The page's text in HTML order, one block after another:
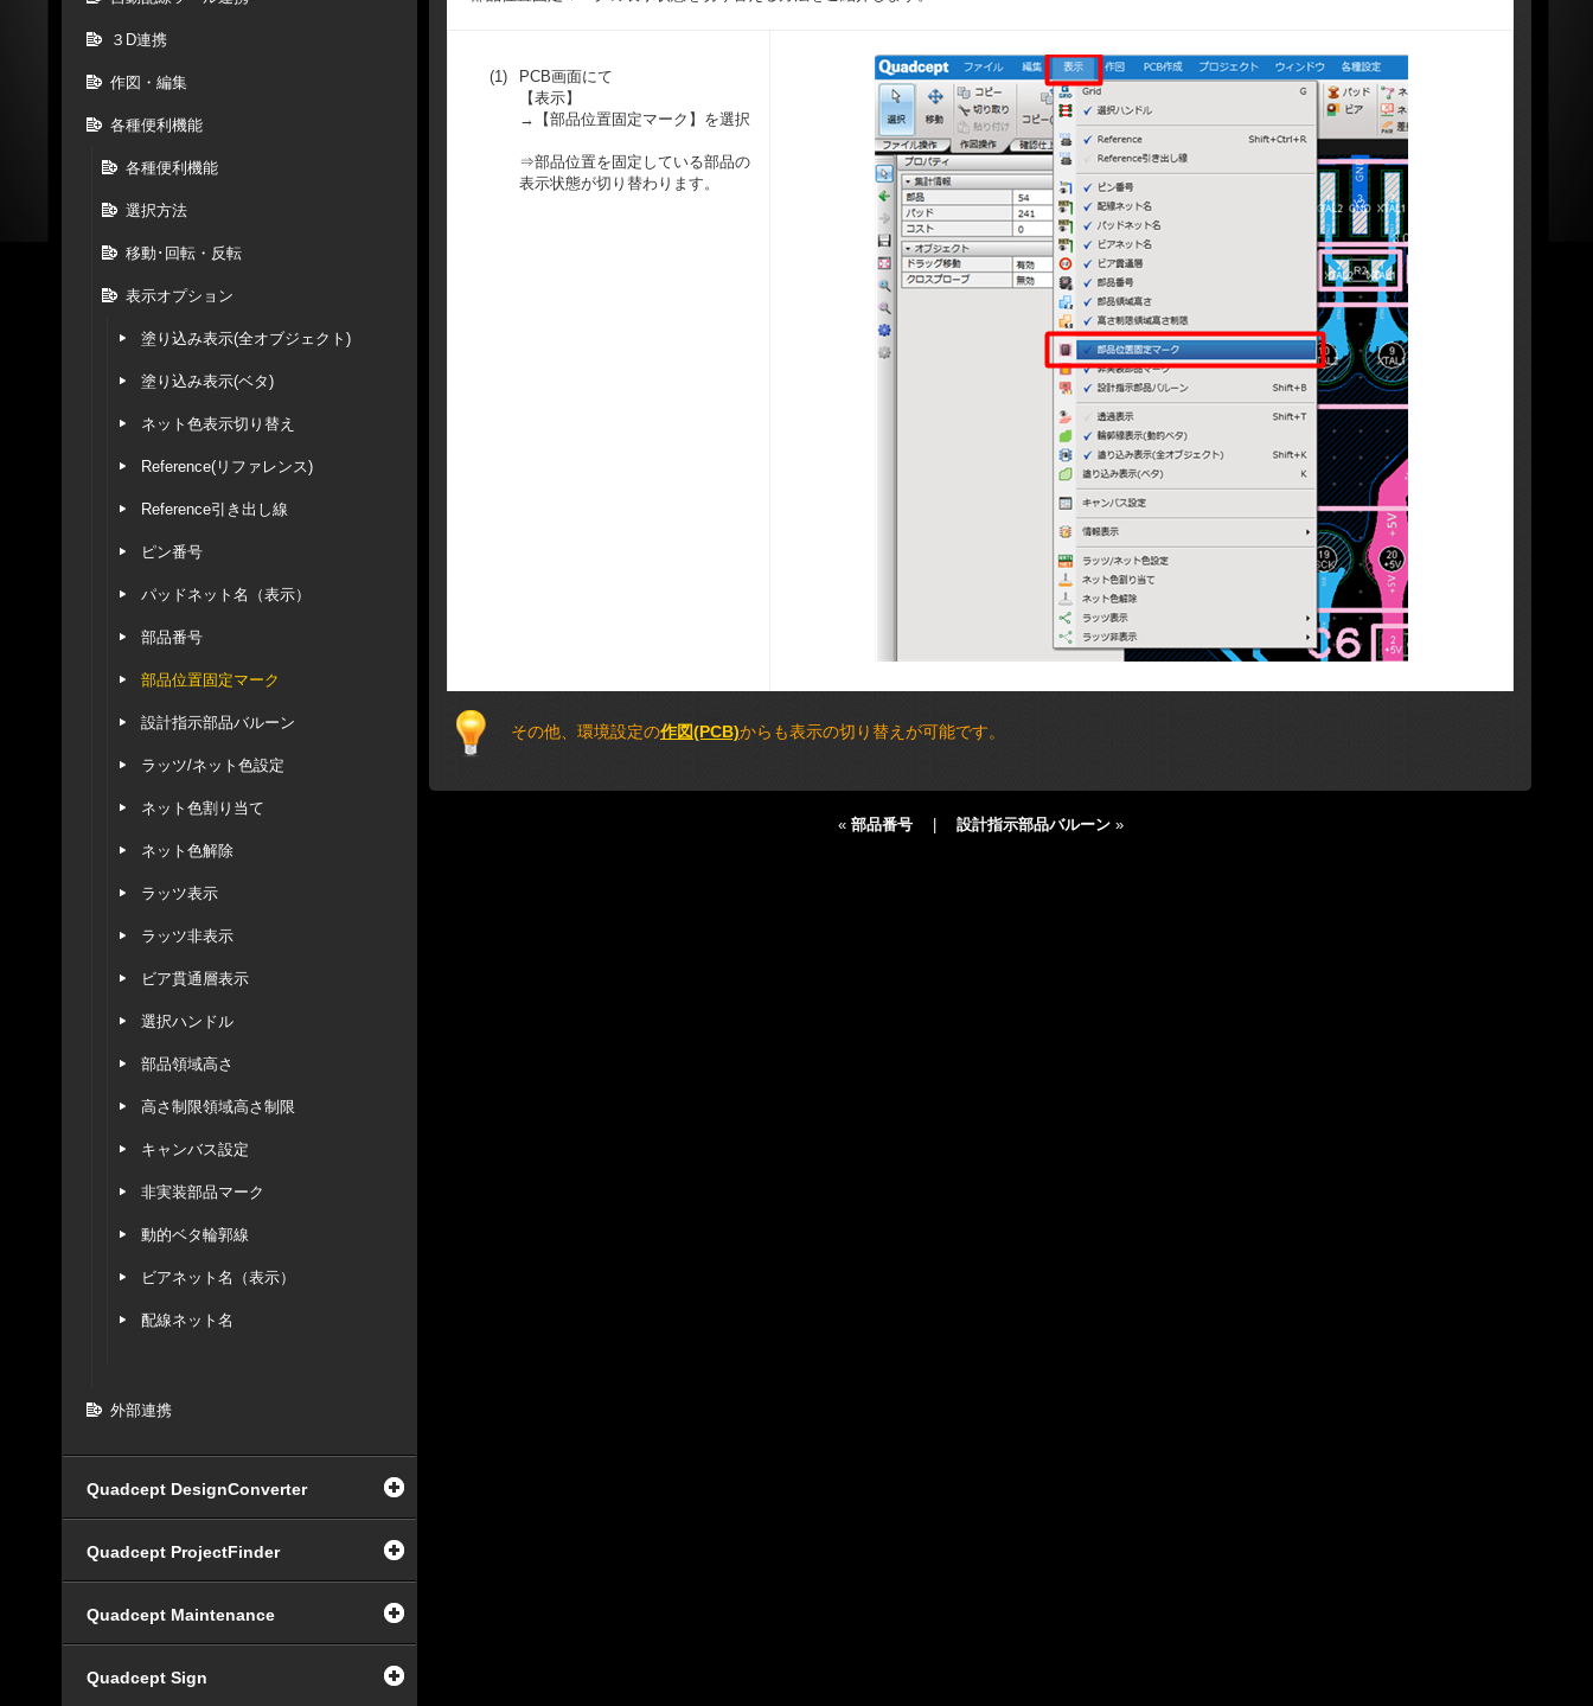
３D連携
作図・編集
各種便利機能
各種便利機能
選択方法
移動･回転・反転
表示オプション
塗り込み表示(全オブジェクト)
塗り込み表示(ベタ)
ネット色表示切り替え
Reference(リファレンス)
Reference引き出し線
ピン番号
パッドネット名（表示）
部品番号
部品位置固定マーク
設計指示部品バルーン
ラッツ/ネット色設定
ネット色割り当て
ネット色解除
ラッツ表示
ラッツ非表示
ビア貫通層表示
選択ハンドル
部品領域高さ
高さ制限領域高さ制限
キャンバス設定
非実装部品マーク
動的ベタ輪郭線
ビアネット名（表示）
配線ネット名
外部連携
Quadcept DesignConverter
Quadcept ProjectFinder
Quadcept Maintenance
Quadcept Sign
(1)
PCB画面にて
【表示】
→【部品位置固定マーク】を選択
⇒部品位置を固定している部品の
表示状態が切り替わります。
その他、環境設定の作図(PCB)からも表示の切り替えが可能です。
« 部品番号| 設計指示部品バルーン»